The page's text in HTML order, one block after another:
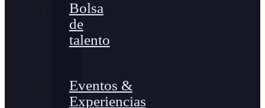
Bolsa
de
talento
Eventos &
Experiencias